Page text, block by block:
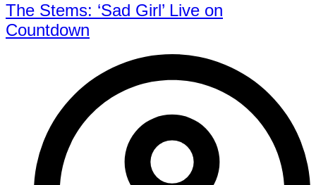
The Stems: ‘Sad Girl’ Live on
Countdown